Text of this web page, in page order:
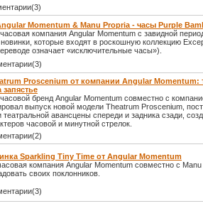
Momentum & Manu Propria - часы Purple
компания Angular Momentum с завидной
которые входят в роскошную коллекцию
означает «исключительные часы»).
Proscenium от компании Angular Momentum:
запястье
бренд Angular Momentum совместно с
выпуск новой модели Theatrum Proscenium,
театральной авансцены спереди и задника сзади,
часовой и минутной стрелок.
Sparkling Tiny Time от Angular Momentum
компания Angular Momentum совместно с
своих поклонников.